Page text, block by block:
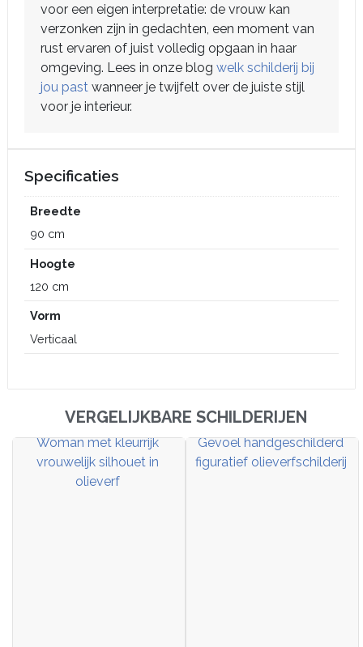
voor een eigen interpretatie: de vrouw kan
verzonken zijn in gedachten, een moment van
rust ervaren of juist volledig opgaan in haar
omgeving. Lees in onze blog welk schilderij bij
jou past wanneer je twijfelt over de juiste stijl
voor je interieur.
Specificaties
Breedte
90 cm
Hoogte
120 cm
Vorm
Verticaal
VERGELIJKBARE SCHILDERIJEN